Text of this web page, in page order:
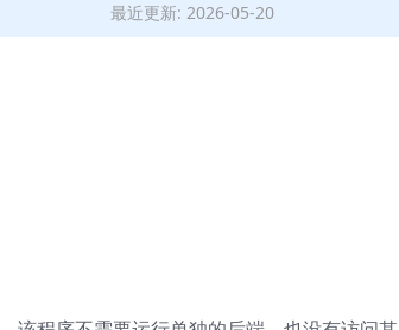
最近更新: 2026-05-20